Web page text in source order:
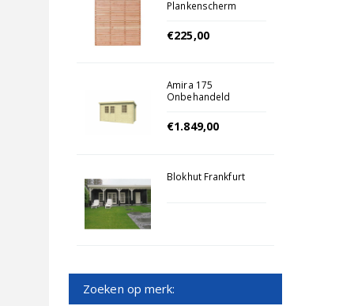
Plankenscherm
180x180cm
€225,00
Amira 175
Onbehandeld
€1.849,00
Blokhut Frankfurt
Zoeken op merk: